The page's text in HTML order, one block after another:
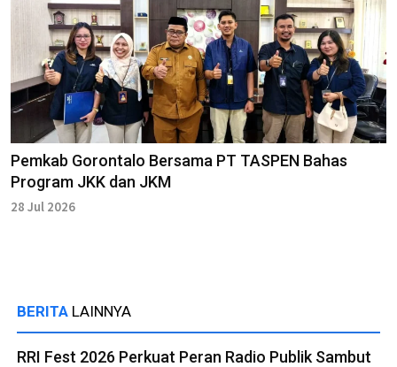
Pemkab Gorontalo Bersama PT TASPEN Bahas
Program JKK dan JKM
28 Jul 2026
BERITA LAINNYA
RRI Fest 2026 Perkuat Peran Radio Publik Sambut